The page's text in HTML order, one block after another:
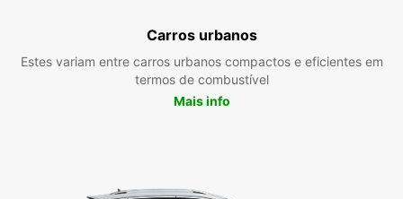
Carros urbanos
Estes variam entre carros urbanos compactos e eficientes em
termos de combustível
Mais info